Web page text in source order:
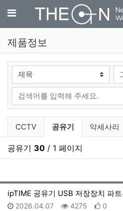
메뉴
제품정보
검색대상
검색어
제품정보 분류 목록
CCTV 현재 분류
공유기 악세사리
공유기 30 / 1 페이지
ipTIME 공유기 USB 저장장치 파
등록일
2026.04.07 조회
4275 추천
0